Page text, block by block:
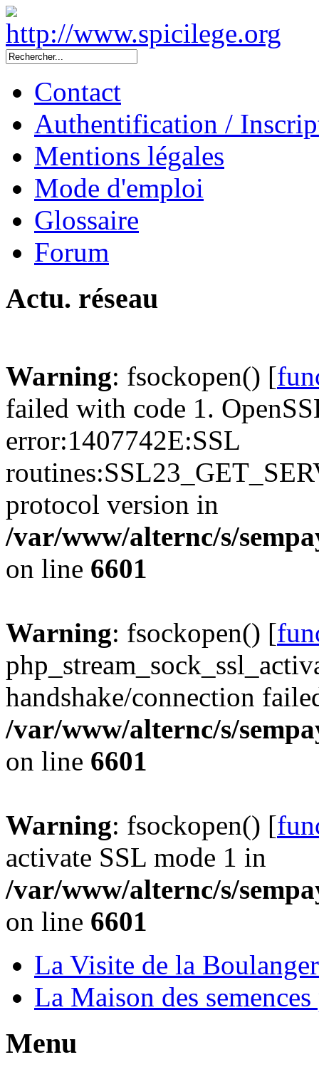
Contact
Authentification /
Mentions légales
Mode d'emploi
Glossaire
Forum
Actu. réseau
Warning: fsockopen() [
failed with code 1.
error:1407742E:SSL
protocol version in
/var/www/alternc/s/
on line 6601
Warning: fsockopen() [
handshake/connection
/var/www/alternc/s/
on line 6601
Warning: fsockopen() [
activate SSL mode 1 in
/var/www/alternc/s/
on line 6601
La Visite de la
La Maison des
Menu